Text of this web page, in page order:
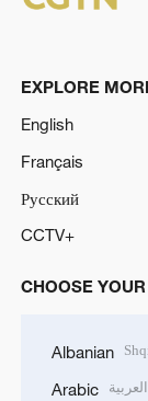
EXPLORE
English
Français
Русский
CCTV+
CHOOSE
Albanian
Arabic العربية